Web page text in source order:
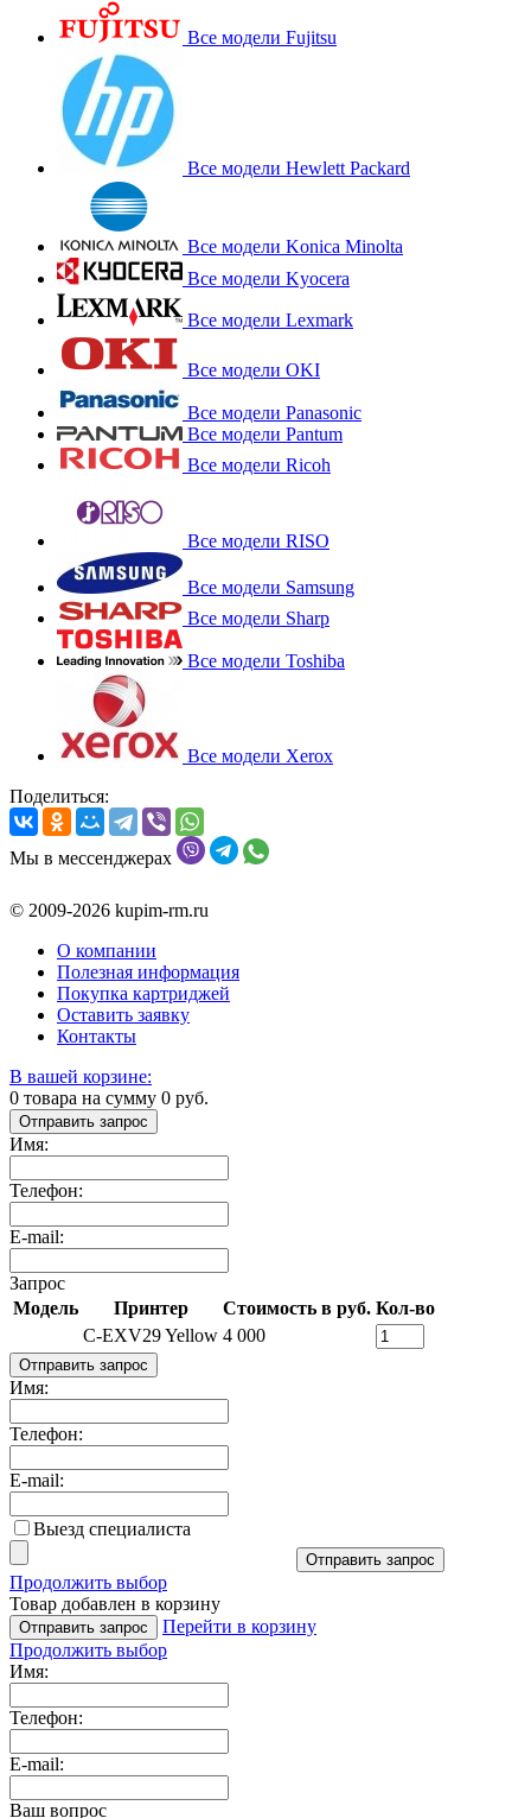
Все модели Fujitsu
Все модели Hewlett Packard
Все модели Konica Minolta
Все модели Kyocera
Все модели Lexmark
Все модели OKI
Все модели Panasonic
Все модели Pantum
Все модели Ricoh
Все модели RISO
Все модели Samsung
Все модели Sharp
Все модели Toshiba
Все модели Xerox
Поделиться:
Мы в мессенджерах
© 2009-2026 kupim-rm.ru
О компании
Полезная информация
Покупка картриджей
Оставить заявку
Контакты
В вашей корзине:
0 товара на сумму 0 руб.
Отправить запрос
Имя:
Телефон:
E-mail:
Запрос
Модель
Принтер Стоимость в руб. Кол-во
C-EXV29 Yellow 4 000
Отправить запрос
Имя:
Телефон:
E-mail:
Выезд специалиста
Отправить запрос
Продолжить выбор
Товар добавлен в корзину
Отправить запрос
Перейти в корзину
Продолжить выбор
Имя:
Телефон:
E-mail:
Ваш вопрос